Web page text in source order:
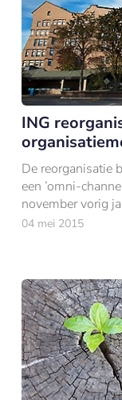
ING
De reorganisatie
een ’omni-
november vorig
krijgt steeds meer
04 mei 2015